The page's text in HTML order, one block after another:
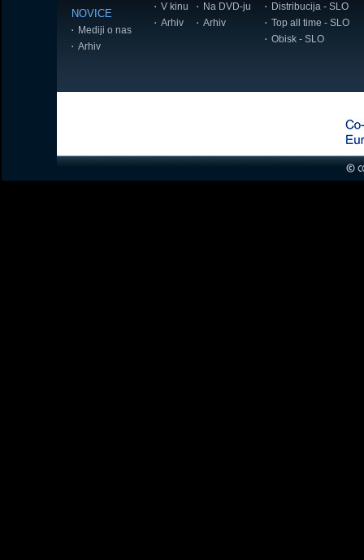
NOVICE
Mediji o nas
Arhiv
V kinu
Arhiv
Na DVD-ju
Arhiv
Distribucija - SLO
Top all time - SLO
Obisk - SLO